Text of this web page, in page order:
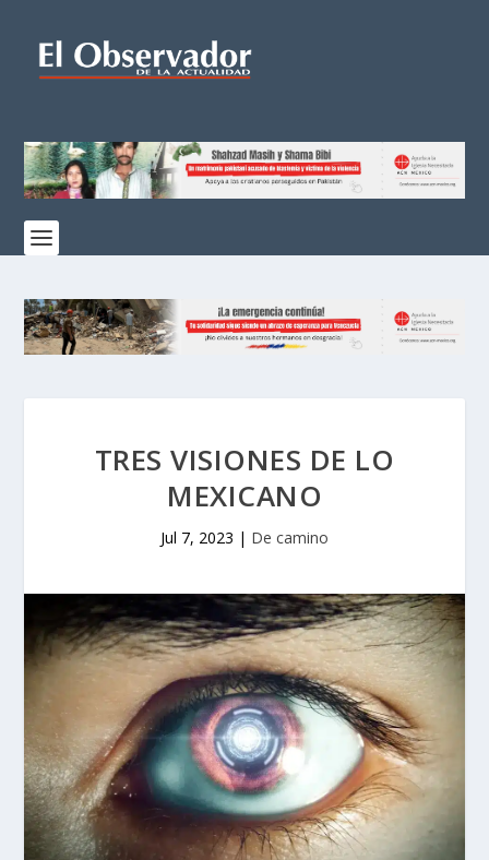
TRES VISIONES DE LO
MEXICANO
Jul 7, 2023 | De camino